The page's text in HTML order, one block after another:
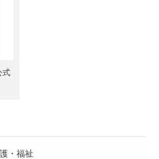
式
・福祉